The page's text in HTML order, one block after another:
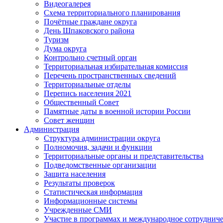
Видеогалерея
Схема территориального планирования
Почётные граждане округа
День Шпаковского района
Туризм
Дума округа
Контрольно счетный орган
Территориальная избирательная комиссия
Перечень пространственных сведений
Территориальные отделы
Перепись населения 2021
Общественный Совет
Памятные даты в военной истории России
Совет женщин
Администрация
Структура администрации округа
Полномочия, задачи и функции
Территориальные органы и представительства
Подведомственные организации
Защита населения
Результаты проверок
Статистическая информация
Информационные системы
Учрежденные СМИ
Участие в программах и международное